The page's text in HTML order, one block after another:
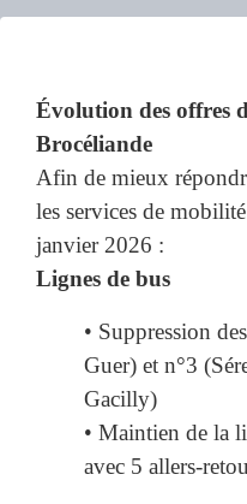
Évolution des offres
Brocéliande
Afin de mieux
les services de
janvier 2026 :
Lignes de bus
• Suppression
Guer) et n°3
Gacilly)
• Maintien de la
avec 5 allers-